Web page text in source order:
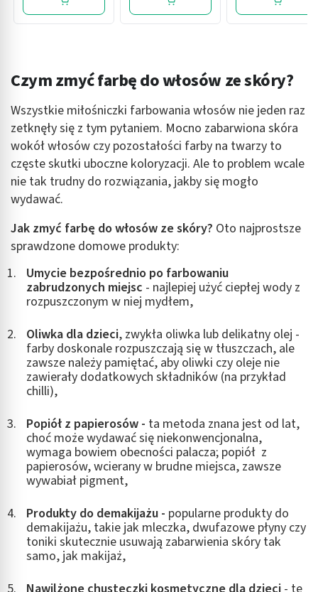
mycia, Balsam
emolientowy do
włosów cienkich i
przerzedzonych,
Czym zmyć farbę do włosów ze skóry?
Wszystkie miłośniczki farbowania włosów nie jeden raz
zetknęły się z tym pytaniem. Mocno zabarwiona skóra
wokół włosów czy pozostałości farby na twarzy to
częste skutki uboczne koloryzacji. Ale to problem wcale
nie tak trudny do rozwiązania, jakby się mogło
wydawać.
Jak zmyć farbę do włosów ze skóry? Oto najprostsze
sprawdzone domowe produkty:
Umycie bezpośrednio po farbowaniu
zabrudzonych miejsc - najlepiej użyć ciepłej wody z
rozpuszczonym w niej mydłem,
Oliwka dla dzieci, zwykła oliwka lub delikatny olej -
farby doskonale rozpuszczają się w tłuszczach, ale
zawsze należy pamiętać, aby oliwki czy oleje nie
zawierały dodatkowych składników (na przykład
chilli),
Popiół z papierosów - ta metoda znana jest od lat,
choć może wydawać się niekonwencjonalna,
wymaga bowiem obecności palacza; popiół z
papierosów, wcierany w brudne miejsca, zawsze
wywabiał pigment,
Produkty do demakijażu - popularne produkty do
demakijażu, takie jak mleczka, dwufazowe płyny czy
toniki skutecznie usuwają zabarwienia skóry tak
samo, jak makijaż,